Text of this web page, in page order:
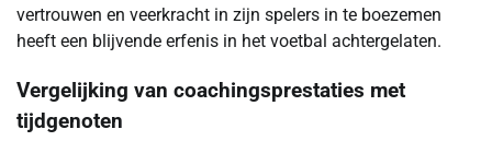
vertrouwen en veerkracht in zijn spelers in te boezemen
heeft een blijvende erfenis in het voetbal achtergelaten.
Vergelijking van coachingsprestaties met
tijdgenoten